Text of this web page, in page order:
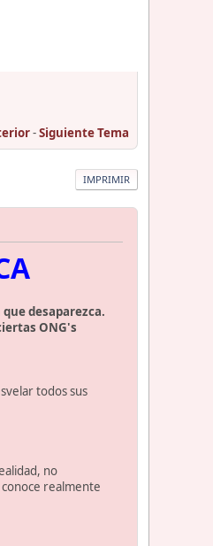
-Siguiente Tema
IMPRIMIR
desaparezca.
ONG's
todos sus
no
realmente